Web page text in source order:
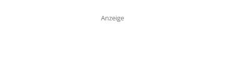
Anzeige